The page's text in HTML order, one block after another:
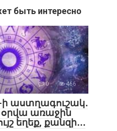
быть интересно
0 466
աստղագուշակ․
օրվա առաջին
եղեք, քանզի․․․